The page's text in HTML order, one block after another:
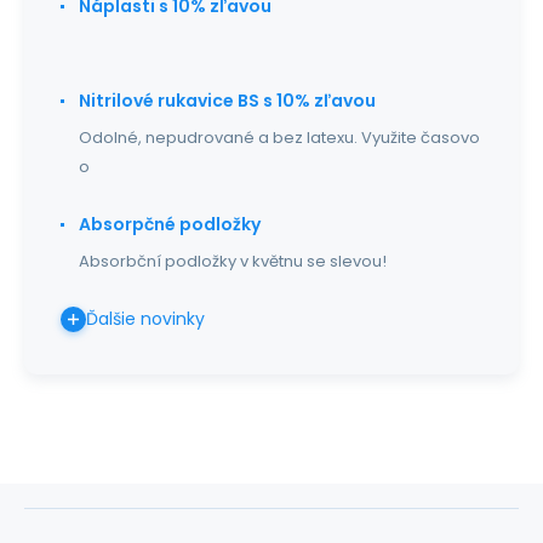
Náplasti s 10% zľavou
Nitrilové rukavice BS s 10% zľavou
Odolné, nepudrované a bez latexu. Využite časovo
o
Absorpčné podložky
Absorbční podložky v květnu se slevou!
Ďalšie novinky